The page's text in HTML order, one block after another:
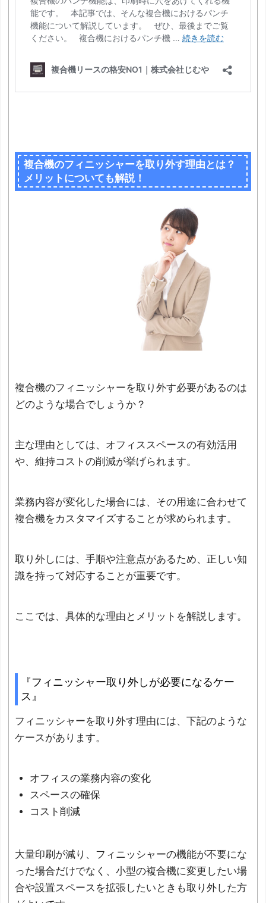
複合機のフィニッシャーを取り外す理由とは？
メリットについても解説！
複合機のフィニッシャーを取り外す必要があるのは
どのような場合でしょうか？
主な理由としては、オフィススペースの有効活用
や、維持コストの削減が挙げられます。
業務内容が変化した場合には、その用途に合わせて
複合機をカスタマイズすることが求められます。
取り外しには、手順や注意点があるため、正しい知
識を持って対応することが重要です。
ここでは、具体的な理由とメリットを解説します。
『フィニッシャー取り外しが必要になるケー
ス』
フィニッシャーを取り外す理由には、下記のような
ケースがあります。
オフィスの業務内容の変化
スペースの確保
コスト削減
大量印刷が減り、フィニッシャーの機能が不要にな
った場合だけでなく、小型の複合機に変更したい場
合や設置スペースを拡張したいときも取り外した方